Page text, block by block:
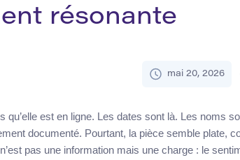
résonante
mai 20, 2026
qu’elle est en ligne. Les dates sont là. Les noms
documenté. Pourtant, la pièce semble plate,
pas une information mais une charge : le